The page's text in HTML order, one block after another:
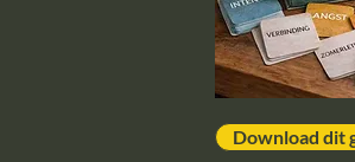
Download dit